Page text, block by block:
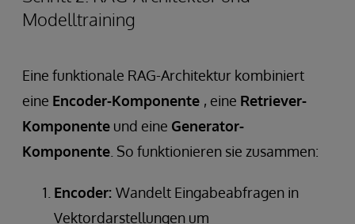
Modelltraining
Eine funktionale RAG-Architektur kombiniert
eine Encoder-Komponente , eine Retriever-
Komponente und eine Generator-
Komponente . So funktionieren sie zusammen:
Encoder: Wandelt Eingabeabfragen in
Vektordarstellungen um